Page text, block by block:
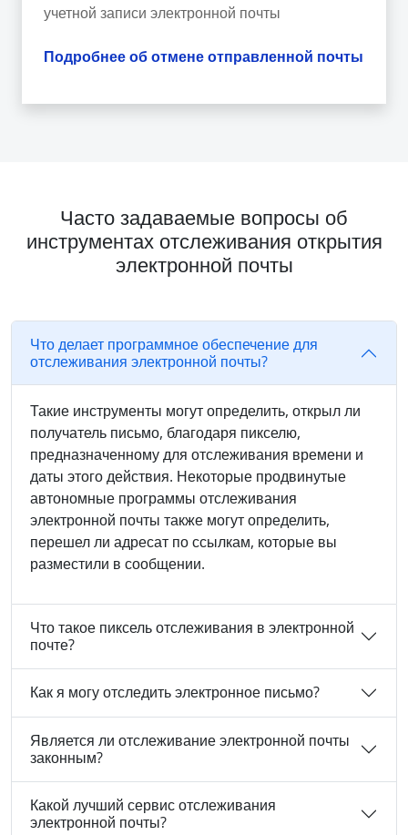
учетной записи электронной почты
Подробнее об отмене отправленной почты
Часто задаваемые вопросы об
инструментах отслеживания открытия
электронной почты
Что делает программное обеспечение для
отслеживания электронной почты?
Такие инструменты могут определить, открыл ли
получатель письмо, благодаря пикселю,
предназначенному для отслеживания времени и
даты этого действия. Некоторые продвинутые
автономные программы отслеживания
электронной почты также могут определить,
перешел ли адресат по ссылкам, которые вы
разместили в сообщении.
Что такое пиксель отслеживания в электронной
почте?
Как я могу отследить электронное письмо?
Является ли отслеживание электронной почты
законным?
Какой лучший сервис отслеживания
электронной почты?